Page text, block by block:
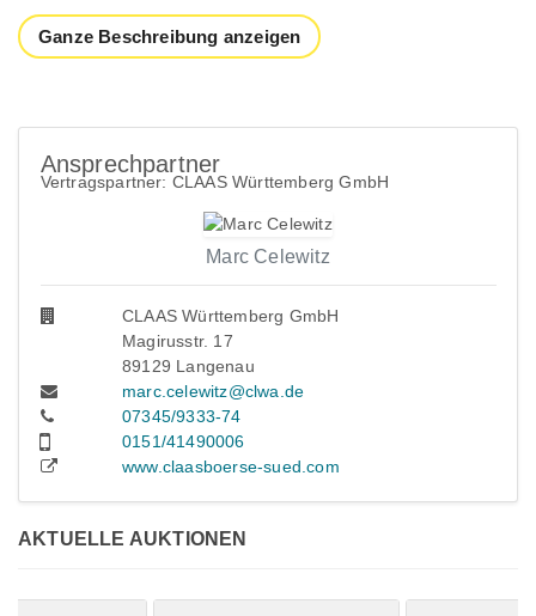
Ganze Beschreibung anzeigen
Ansprechpartner
Vertragspartner: CLAAS Württemberg GmbH
Marc Celewitz
CLAAS Württemberg GmbH
Magirusstr. 17
89129 Langenau
marc.celewitz@clwa.de
07345/9333-74
0151/41490006
www.claasboerse-sued.com
AKTUELLE AUKTIONEN